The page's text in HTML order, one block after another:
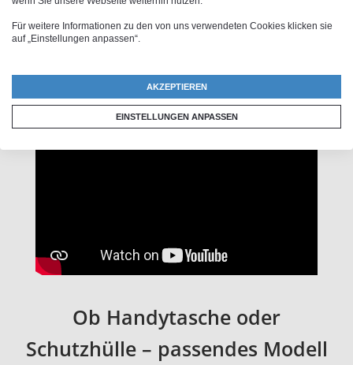
zufrieden mit dem Ergebnis bist, kannst du das Motiv
bedruckenlassen.
Ob Handytasche oder
Schutzhülle – passendes Modell
Für weitere Informationen zu den von uns verwendeten Cookies klicken sie
auf „Einstellungen anpassen“.
AKZEPTIEREN
EINSTELLUNGEN ANPASSEN